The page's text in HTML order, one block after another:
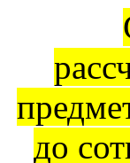
до